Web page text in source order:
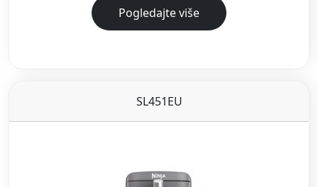
Pogledajte više
SL451EU